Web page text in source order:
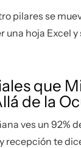
pilares se
una hoja Excel
que
de la
ves un 92%
recepción te